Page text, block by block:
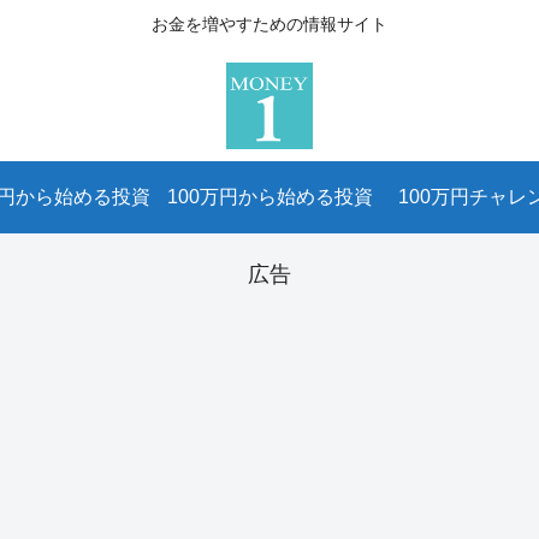
お金を増やすための情報サイト
から始める投資 100万円から始める投資 100万円チャレ
広告